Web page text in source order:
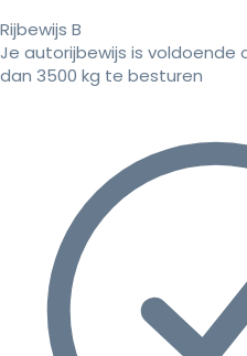
Rijbewijs B
Je autorijbewijs is
dan 3500 kg te besturen